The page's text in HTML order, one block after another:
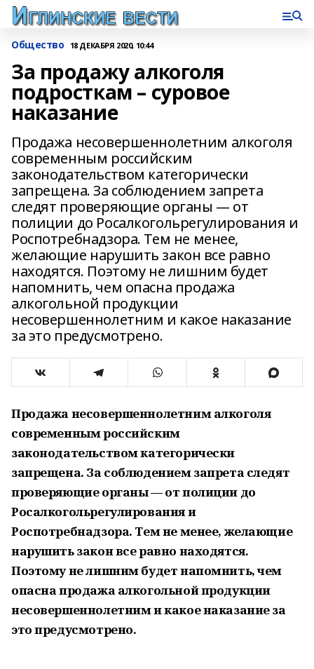
Общество 18 ДЕКАБРЯ 2020, 10:44
За продажу алкоголя
подросткам – суровое
наказание
Продажа несовершеннолетним алкоголя
современным российским
законодательством категорически
запрещена. За соблюдением запрета
следят проверяющие органы — от
полиции до Росалкогольрегулирования и
Роспотребнадзора. Тем не менее,
желающие нарушить закон все равно
находятся. Поэтому не лишним будет
напомнить, чем опасна продажа
алкогольной продукции
несовершеннолетним и какое наказание
за это предусмотрено.
Продажа несовершеннолетним алкоголя
современным российским
законодательством категорически
запрещена. За соблюдением запрета следят
проверяющие органы — от полиции до
Росалкогольрегулирования и
Роспотребнадзора. Тем не менее, желающие
нарушить закон все равно находятся.
Поэтому не лишним будет напомнить, чем
опасна продажа алкогольной продукции
несовершеннолетним и какое наказание за
это предусмотрено.